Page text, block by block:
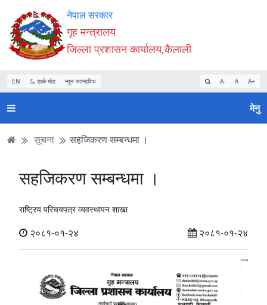
Accessibility
Mode
सुरु
गर्नुहोस्
सामाग्री
पढ्नुहाेस्
नेभिगेसन
पढ्नुहाेस्
वेबसाइट
खोजमा
जानुहोस्
नेपाल सरकार
गृह मन्त्रालय
जिल्ला प्रशासन कार्यालय,कैलाली
EN डार्क मोड न्यून व्यान्डविथ A- A A+
मेनु
सूचना सहजिकरण सम्बन्धमा ।
सहजिकरण सम्बन्धमा ।
राष्ट्रिय परिचयपत्र व्यवस्थापन शाखा
२०८१-०१-२४ २०८१-०१-२४